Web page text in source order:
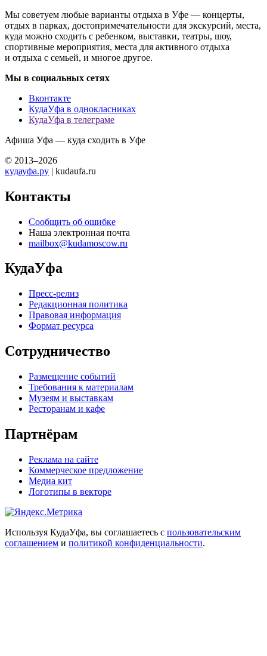
Мы советуем любые варианты отдыха в Уфе — концерты,
отдых в парках, достопримечательности для экскурсий, места,
куда можно сходить с ребенком, выставки, театры, шоу,
спортивные мероприятия, места для активного отдыха
и отдыха с семьей, и многое другое.
Мы в социальных сетях
Вконтакте
КудаУфа в однокласниках
КудаУфа в телеграме
Афиша Уфа — куда сходить в Уфе
© 2013–2026
кудауфа.ру | kudaufa.ru
Контакты
Сообщить об ошибке
Наша электронная почта
mailbox@kudamoscow.ru
КудаУфа
Пресс-релиз
Редакционная политика
Правовая информация
Формат ресурса
Сотрудничество
Размещение событий
Требования к материалам
Музеям и выставкам
Ресторанам и кафе
Партнёрам
Реклама на сайте
Коммерческое предложение
Медиа кит
Логотипы в векторе
Используя КудаУфа, вы соглашаетесь с пользовательским
соглашением и политикой конфиденциальности.